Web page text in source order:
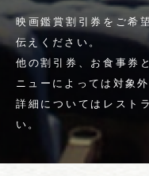
映画鑑賞割引券をご希
伝えください。
他の割引券、お食事券
ニューによっては対象
詳細についてはレスト
い。